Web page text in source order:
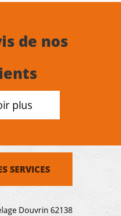
de nos
plus
SERVICES
Douvrin 62138